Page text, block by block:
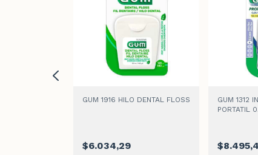
GUM 1916 HILO DENTAL FLOSS
$6.034,29
GUM 1312
PORTATIL